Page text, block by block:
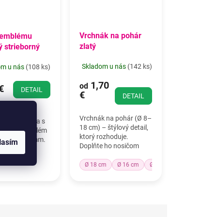
strieborný
u nás (108 ks)
DETAIL
do vrchnáka s
pre emblém
Ø 50 mm.
Vrchnák na pohár
zlatý
Skladom u nás (142 ks)
od 1,70
€
DETAIL
Vrchnák na pohár (Ø 8–
18 cm) – štýlový detail,
ktorý rozhoduje.
Doplňte ho nosičom
plastovou figúrkou a
Ø 18 cm Ø 16 cm Ø 14 cm